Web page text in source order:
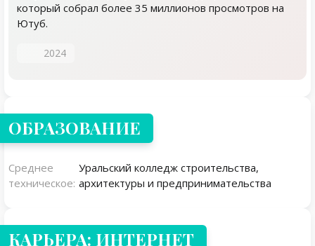
который собрал более 35 миллионов просмотров на
Ютуб.
2024
ОБРАЗОВАНИЕ
Среднее
техническое:
Уральский колледж строительства,
архитектуры и предпринимательства
КАРЬЕРА: ИНТЕРНЕТ